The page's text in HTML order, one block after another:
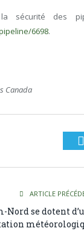
sécurité des
6698.
Canada
ARTICLE
Nord se dotent